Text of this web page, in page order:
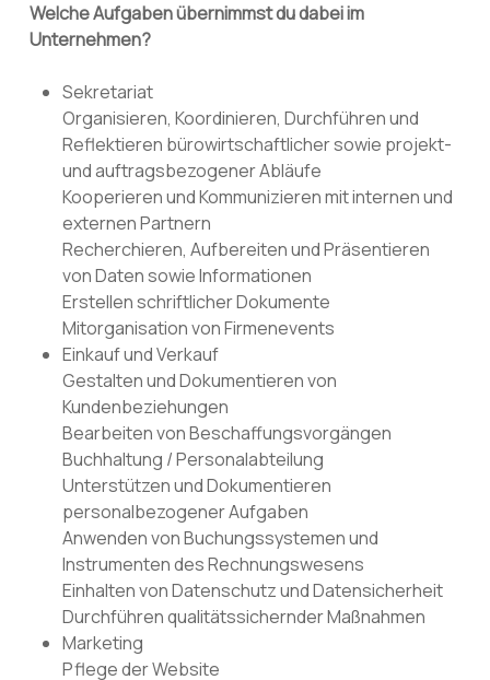
Welche Aufgaben übernimmst du dabei im
Unternehmen?
Sekretariat
Organisieren, Koordinieren, Durchführen und
Reflektieren bürowirtschaftlicher sowie projekt-
und auftragsbezogener Abläufe
Kooperieren und Kommunizieren mit internen und
externen Partnern
Recherchieren, Aufbereiten und Präsentieren
von Daten sowie Informationen
Erstellen schriftlicher Dokumente
Mitorganisation von Firmenevents
Einkauf und Verkauf
Gestalten und Dokumentieren von
Kundenbeziehungen
Bearbeiten von Beschaffungsvorgängen
Buchhaltung / Personalabteilung
Unterstützen und Dokumentieren
personalbezogener Aufgaben
Anwenden von Buchungssystemen und
Instrumenten des Rechnungswesens
Einhalten von Datenschutz und Datensicherheit
Durchführen qualitätssichernder Maßnahmen
Marketing
Pflege der Website